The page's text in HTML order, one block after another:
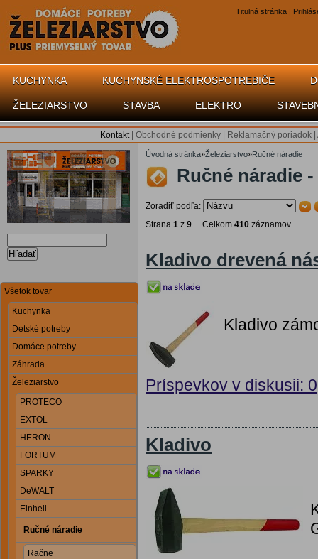
Titulná stránka |
KUCHYNKA KUCHYNSKÉ ELEKTROSPOTREBIČE
ŽELEZIARSTVO STAVBA ELEKTRO
Kontakt| Obchodné podmienky Reklamačný poriadok
Hľadať
Všetok tovar
Kuchynka
Detské potreby
Domáce potreby
Záhrada
Železiarstvo
PROTECO
EXTOL
HERON
FORTUM
SPARKY
DeWALT
Einhell
Ručné náradie
Račne
Úvodná stránka»Železiarstvo»Ručné náradie
Ručné náradie
Zoradiť podľa:
Strana 1 z 9 Celkom 410 záznamov
Kladivo drevená
Kladivo
Príspevkov v diskusii: 0
Kladivo